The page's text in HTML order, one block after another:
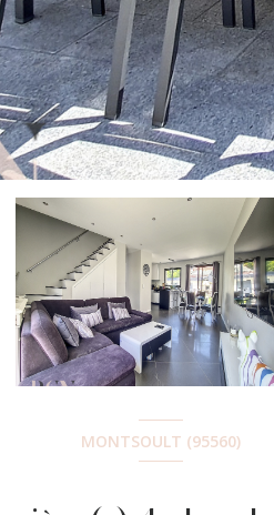
MONTSOULT (95560)